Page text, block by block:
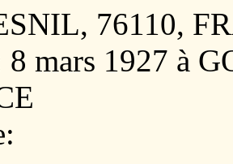
76110,
8 mars 1927 à